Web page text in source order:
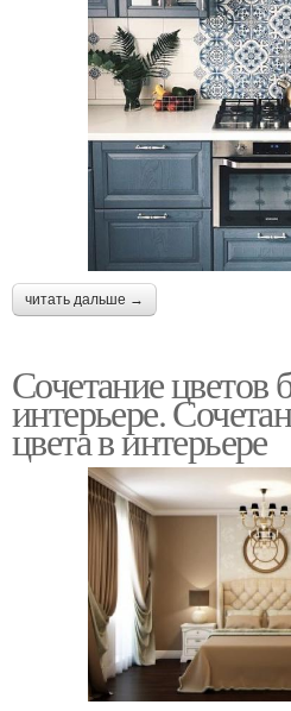
читать дальше →
Сочетание цветов
интерьере.
цвета в интерьере